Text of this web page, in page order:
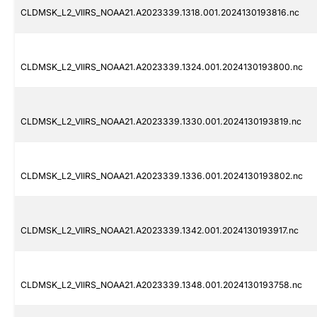
CLDMSK_L2_VIIRS_NOAA21.A2023339.1318.001.2024130193816.nc
CLDMSK_L2_VIIRS_NOAA21.A2023339.1324.001.2024130193800.nc
CLDMSK_L2_VIIRS_NOAA21.A2023339.1330.001.2024130193819.nc
CLDMSK_L2_VIIRS_NOAA21.A2023339.1336.001.2024130193802.nc
CLDMSK_L2_VIIRS_NOAA21.A2023339.1342.001.2024130193917.nc
CLDMSK_L2_VIIRS_NOAA21.A2023339.1348.001.2024130193758.nc